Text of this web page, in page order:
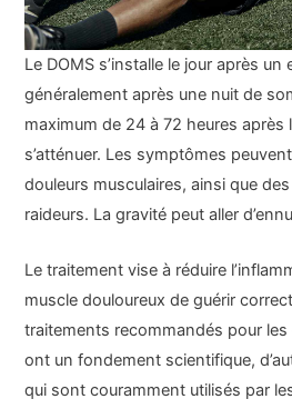
Le DOMS s’installe le jour après un
généralement après une nuit de
maximum de 24 à 72 heures après
s’atténuer. Les symptômes
douleurs musculaires, ainsi que
raideurs. La gravité peut aller
Le traitement vise à réduire
muscle douloureux de guérir
traitements recommandés pour les
ont un fondement scientifique,
qui sont couramment utilisés par